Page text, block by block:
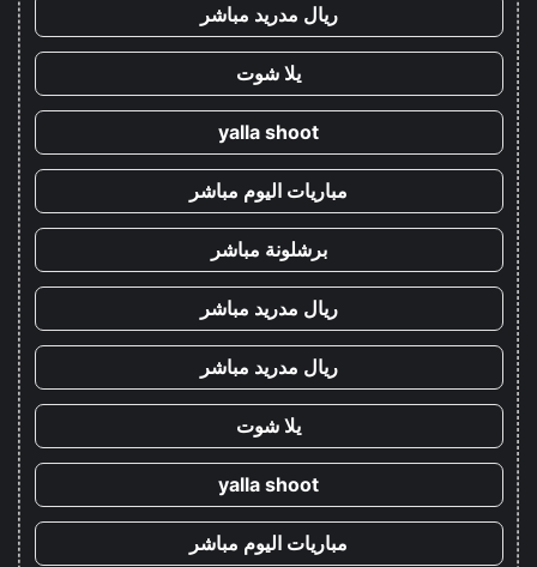
ريال مدريد مباشر
يلا شوت
yalla shoot
مباريات اليوم مباشر
برشلونة مباشر
ريال مدريد مباشر
ريال مدريد مباشر
يلا شوت
yalla shoot
مباريات اليوم مباشر